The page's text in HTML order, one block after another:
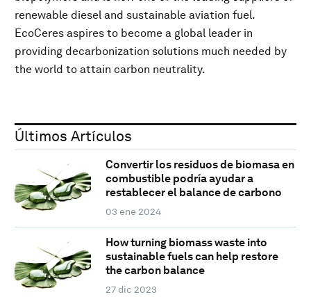
renewable diesel and sustainable aviation fuel.
EcoCeres aspires to become a global leader in
providing decarbonization solutions much needed by
the world to attain carbon neutrality.
Últimos Artículos
Convertir los residuos de biomasa en
combustible podría ayudar a
restablecer el balance de carbono
03 ene 2024
How turning biomass waste into
sustainable fuels can help restore
the carbon balance
27 dic 2023